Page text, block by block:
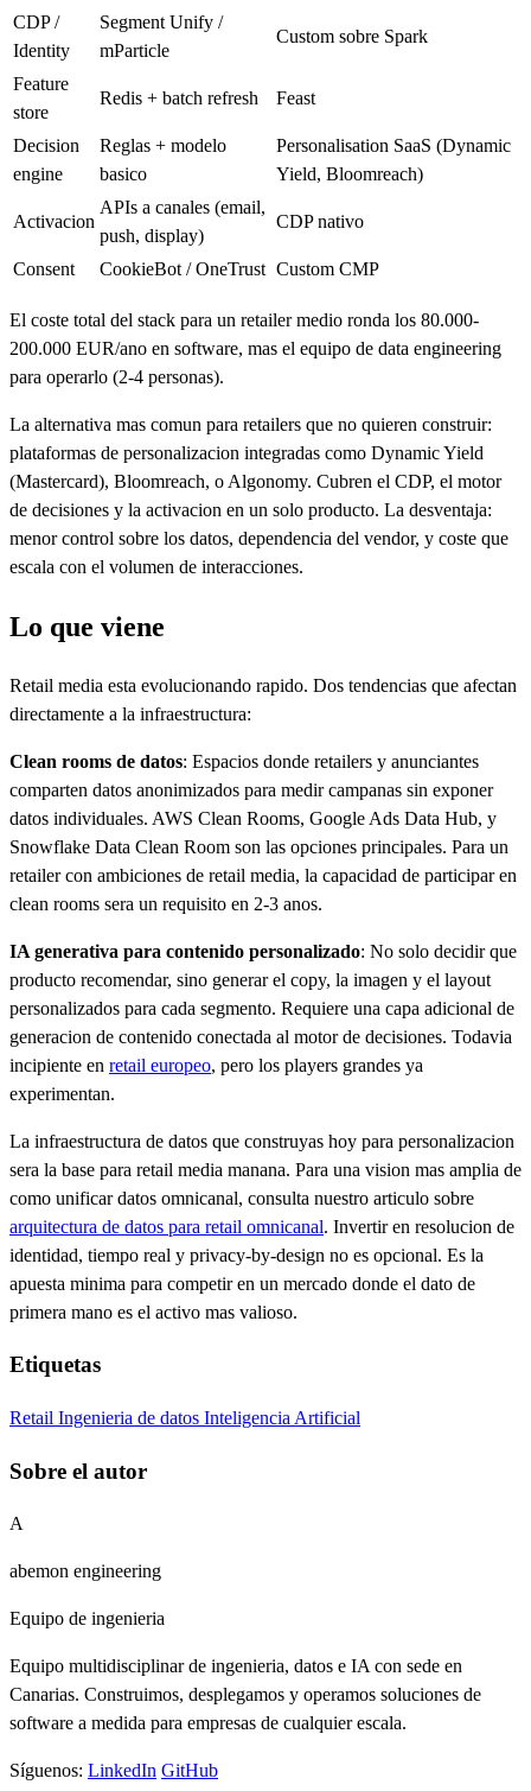
CDP /
Identity
Segment Unify /
mParticle
Custom sobre Spark
Feature
store
Redis + batch refresh Feast
Decision
engine
Reglas + modelo
basico
Personalisation SaaS (Dynamic
Yield, Bloomreach)
Activacion
APIs a canales (email,
push, display)
CDP nativo
Consent CookieBot / OneTrust Custom CMP
El coste total del stack para un retailer medio ronda los 80.000-
200.000 EUR/ano en software, mas el equipo de data engineering
para operarlo (2-4 personas).
La alternativa mas comun para retailers que no quieren construir:
plataformas de personalizacion integradas como Dynamic Yield
(Mastercard), Bloomreach, o Algonomy. Cubren el CDP, el motor
de decisiones y la activacion en un solo producto. La desventaja:
menor control sobre los datos, dependencia del vendor, y coste que
escala con el volumen de interacciones.
Lo que viene
Retail media esta evolucionando rapido. Dos tendencias que afectan
directamente a la infraestructura:
Clean rooms de datos: Espacios donde retailers y anunciantes
comparten datos anonimizados para medir campanas sin exponer
datos individuales. AWS Clean Rooms, Google Ads Data Hub, y
Snowflake Data Clean Room son las opciones principales. Para un
retailer con ambiciones de retail media, la capacidad de participar en
clean rooms sera un requisito en 2-3 anos.
IA generativa para contenido personalizado: No solo decidir que
producto recomendar, sino generar el copy, la imagen y el layout
personalizados para cada segmento. Requiere una capa adicional de
generacion de contenido conectada al motor de decisiones. Todavia
incipiente en retail europeo, pero los players grandes ya
experimentan.
La infraestructura de datos que construyas hoy para personalizacion
sera la base para retail media manana. Para una vision mas amplia de
como unificar datos omnicanal, consulta nuestro articulo sobre
arquitectura de datos para retail omnicanal. Invertir en resolucion de
identidad, tiempo real y privacy-by-design no es opcional. Es la
apuesta minima para competir en un mercado donde el dato de
primera mano es el activo mas valioso.
Etiquetas
Retail Ingenieria de datos Inteligencia Artificial
Sobre el autor
A
abemon engineering
Equipo de ingenieria
Equipo multidisciplinar de ingenieria, datos e IA con sede en
Canarias. Construimos, desplegamos y operamos soluciones de
software a medida para empresas de cualquier escala.
Síguenos: LinkedIn GitHub